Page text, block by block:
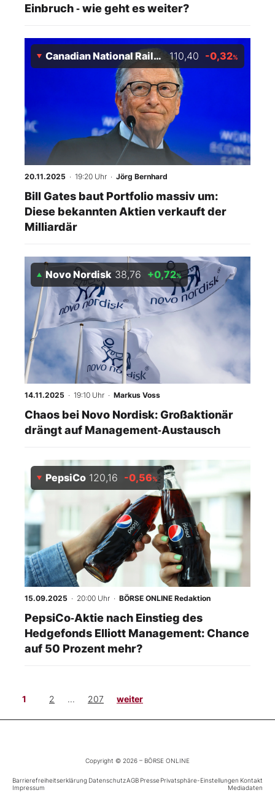
Einbruch ‑ wie geht es weiter?
Canadian National Railway 110,40 -0,32%
20.11.2025 · 19:20 Uhr · Jörg Bernhard
Bill Gates baut Portfolio massiv um:
Diese bekannten Aktien verkauft der
Milliardär
Novo Nordisk 38,76 +0,72%
14.11.2025 · 19:10 Uhr · Markus Voss
Chaos bei Novo Nordisk: Großaktionär
drängt auf Management‑Austausch
PepsiCo 120,16 -0,56%
15.09.2025 · 20:00 Uhr · BÖRSE ONLINE Redaktion
PepsiCo‑Aktie nach Einstieg des
Hedgefonds Elliott Management: Chance
auf 50 Prozent mehr?
1 2 ... 207 weiter
Copyright © 2026 – BÖRSE ONLINE
Barrierefreiheitserklärung DatenschutzAGB PressePrivatsphäre-Einstellungen Kontakt
Impressum
Mediadaten